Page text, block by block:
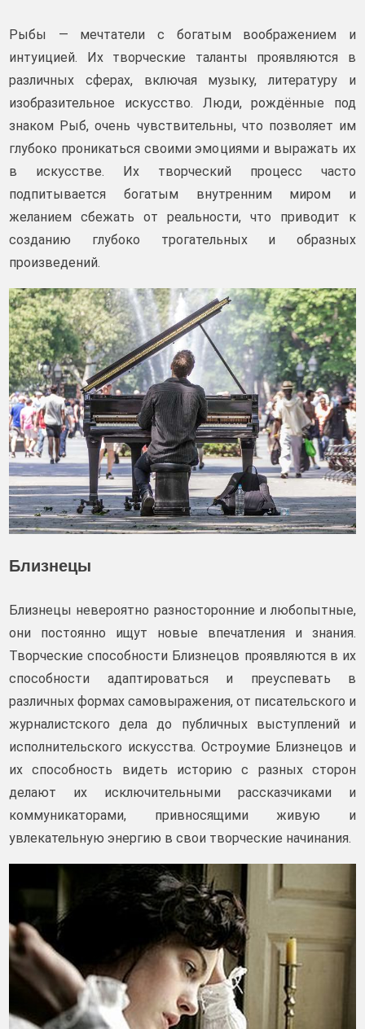
Рыбы — мечтатели с богатым воображением и
интуицией. Их творческие таланты проявляются в
различных сферах, включая музыку, литературу и
изобразительное искусство. Люди, рождённые под
знаком Рыб, очень чувствительны, что позволяет им
глубоко проникаться своими эмоциями и выражать их
в искусстве. Их творческий процесс часто
подпитывается богатым внутренним миром и
желанием сбежать от реальности, что приводит к
созданию глубоко трогательных и образных
произведений.
Близнецы
Близнецы невероятно разносторонние и любопытные,
они постоянно ищут новые впечатления и знания.
Творческие способности Близнецов проявляются в их
способности адаптироваться и преуспевать в
различных формах самовыражения, от писательского и
журналистского дела до публичных выступлений и
исполнительского искусства. Остроумие Близнецов и
их способность видеть историю с разных сторон
делают их исключительными рассказчиками и
коммуникаторами, привносящими живую и
увлекательную энергию в свои творческие начинания.